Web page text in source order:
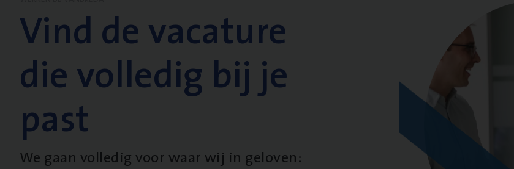
Vind de vacature
die volledig bij je
past
We gaan volledig voor waar wij in geloven: